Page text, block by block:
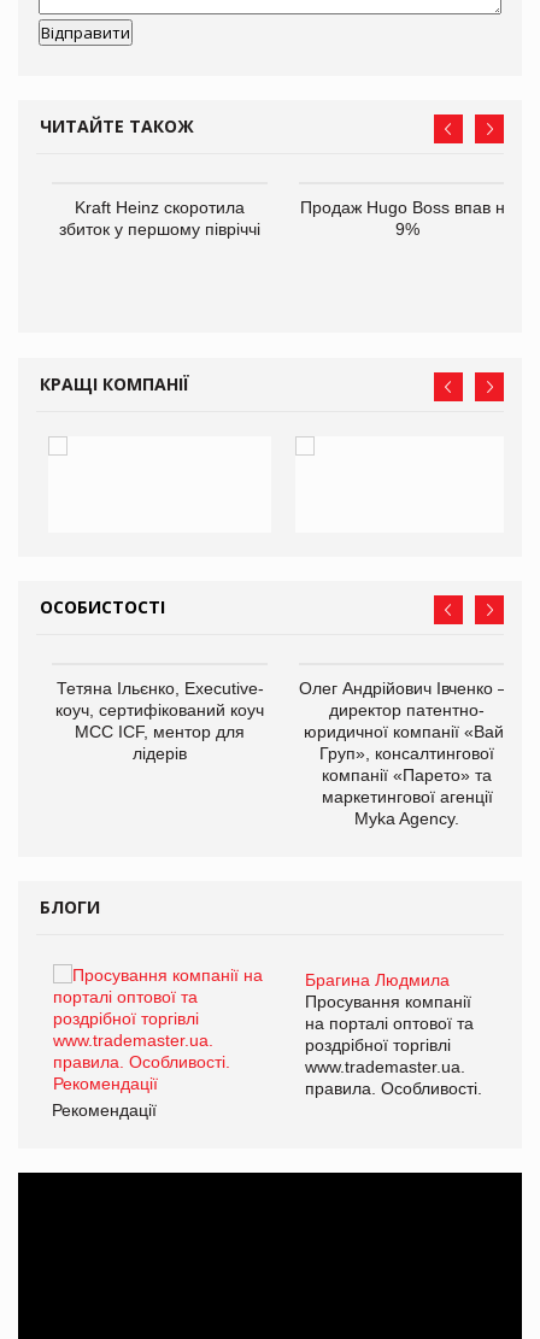
ЧИТАЙТЕ ТАКОЖ
Kraft Heinz скоротила
збиток у першому півріччі
Продаж Hugo Boss впав на
9%
КРАЩІ КОМПАНІЇ
ОСОБИСТОСТІ
Тетяна Ільєнко, Executive-
коуч, сертифікований коуч
МСС ICF, ментор для
лідерів
Олег Андрійович Івченко —
директор патентно-
юридичної компанії «Вайз
Груп», консалтингової
компанії «Парето» та
маркетингової агенції
Myka Agency.
БЛОГИ
Брагина Людмила
Просування компанії
на порталі оптової та
роздрібної торгівлі
www.trademaster.ua.
правила. Особливості.
Рекомендації